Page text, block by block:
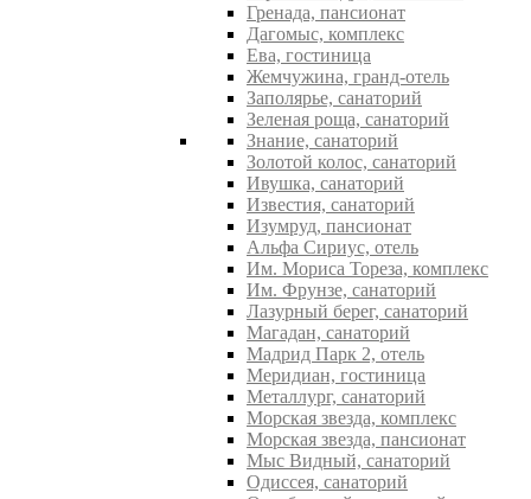
Гренада, пансионат
Дагомыс, комплекс
Ева, гостиница
Жемчужина, гранд-отель
Заполярье, санаторий
Зеленая роща, санаторий
Знание, санаторий
Золотой колос, санаторий
Ивушка, санаторий
Известия, санаторий
Изумруд, пансионат
Альфа Сириус, отель
Им. Мориса Тореза, комплекс
Им. Фрунзе, санаторий
Лазурный берег, санаторий
Магадан, санаторий
Мадрид Парк 2, отель
Меридиан, гостиница
Металлург, санаторий
Морская звезда, комплекс
Морская звезда, пансионат
Мыс Видный, санаторий
Одиссея, санаторий